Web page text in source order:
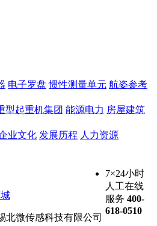
电子罗盘 惯性测量单元 航姿参考
型起重机集团 能源电力 房屋建筑
业文化 发展历程 人力资源
7×24小时
人工在线
服务 400-
618-0510
北微传感科技有限公司